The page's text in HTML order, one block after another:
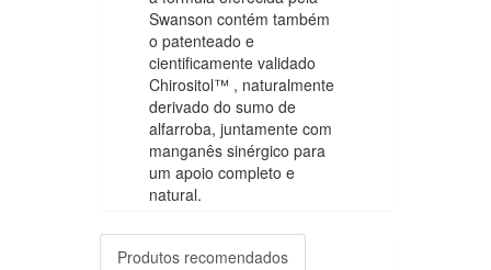
Swanson contém também
o patenteado e
cientificamente validado
Chirositol™ , naturalmente
derivado do sumo de
alfarroba, juntamente com
manganês sinérgico para
um apoio completo e
natural.
Produtos recomendados